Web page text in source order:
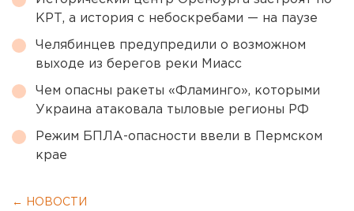
КРТ, а история с небоскребами — на паузе
Челябинцев предупредили о возможном
выходе из берегов реки Миасс
Чем опасны ракеты «Фламинго», которыми
Украина атаковала тыловые регионы РФ
Режим БПЛА-опасности ввели в Пермском
крае
← НОВОСТИ